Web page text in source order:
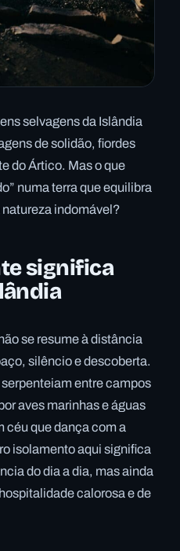
selvagens da Islândia
de solidão, fiordes
do Ártico. Mas o que
numa terra que equilibra
indomável?
significa
se resume à distância
silêncio e descoberta.
entre campos
aves marinhas e águas
céu que dança com a
isolamento aqui significa
do dia a dia, mas ainda
calorosa e de